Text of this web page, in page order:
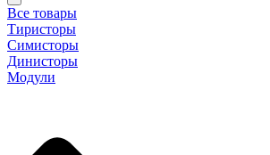
Все товары
Тиристоры
Симисторы
Динисторы
Модули